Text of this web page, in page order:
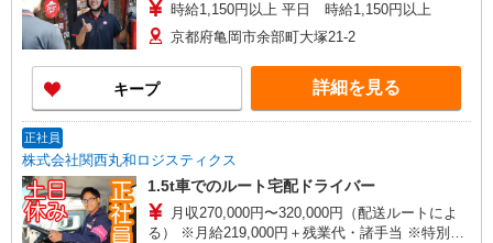
時給1,150円以上 平日 時給1,150円以上
京都府亀岡市余部町大塚21-2
キープ 詳細を見る
正社員
株式会社関西丸和ロジスティクス
1.5t車でのルート宅配ドライバー
月収270,000円〜320,000円（配送ルートによ
る） ※月給219,000円＋残業代・諸手当 ※特別条